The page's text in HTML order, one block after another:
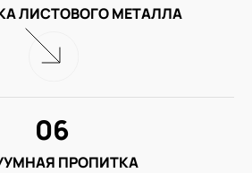
ЛИСТОВОГО МЕТАЛЛА
ПРОПИТКА
06